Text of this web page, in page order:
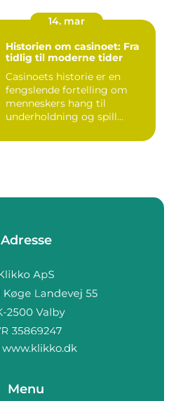
14. mar
Historien om casinoet: Fra
tidlig til moderne tider
Casinoets historie er en
fengslende fortelling om
menneskers hang til
underholdning og spill
Adresse
www.klikko.dk
Menu